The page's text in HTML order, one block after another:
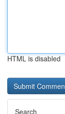
HTML is disabled
Search